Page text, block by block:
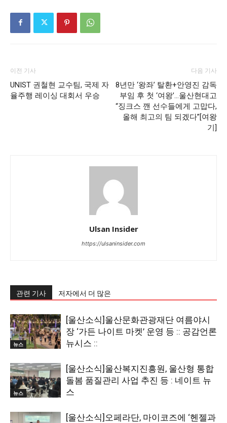
이전 기사
UNIST 권철현 교수팀, 국제 자
율주행 레이싱 대회서 우승
다음 기사
8년만 ‘왕좌’ 탈환+안영진 감독
부임 후 첫 ‘여왕’…울산현대고
“징크스 깬 선수들에게 고맙다,
올해 최고의 팀 되겠다”[여왕
기]
Ulsan Insider
https://ulsaninsider.com
관련 기사 저자에서 더 많은
뉴스
[울산소식]울산문화관광재단 여름야시
장 ‘가든 나이트 마켓’ 운영 등 :: 공감언론
뉴시스 ::
뉴스
[울산소식]울산복지진흥원, 울산형 통합
돌봄 품질관리 사업 추진 등 : 네이트 뉴
스
[울산소식]오페라단, 마이코즈에 ‘헨젤과